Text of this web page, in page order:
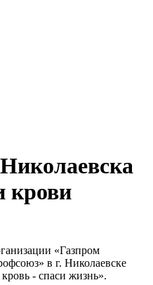
крови
«Газпром
в г. Николаевске
- спаси жизнь».